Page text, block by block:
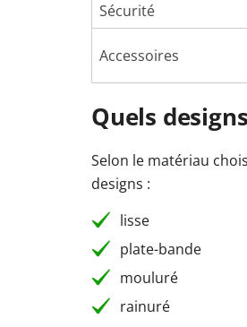
Sécurité
Accessoires
Quels
Selon le matériau
designs :
lisse
plate-bande
mouluré
rainuré